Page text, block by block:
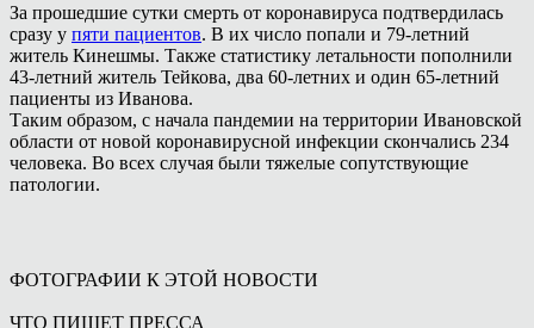
За прошедшие сутки смерть от коронавируса подтвердилась
сразу у пяти пациентов. В их число попали и 79-летний
житель Кинешмы. Также статистику летальности пополнили
43-летний житель Тейкова, два 60-летних и один 65-летний
пациенты из Иванова.
Таким образом, с начала пандемии на территории Ивановской
области от новой коронавирусной инфекции скончались 234
человека. Во всех случая были тяжелые сопутствующие
патологии.
ФОТОГРАФИИ К ЭТОЙ НОВОСТИ
ЧТО ПИШЕТ ПРЕССА